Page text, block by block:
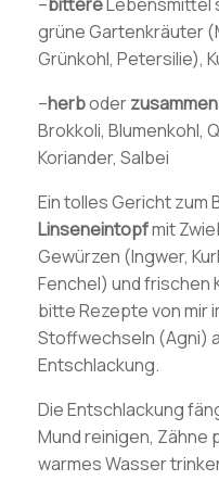
grüne Gartenkräuter
Grünkohl, Petersilie),
–herboder
Brokkoli, Blumenkohl,
Koriander, Salbei
Ein tolles Gericht zum
Linseneintopfmit
Gewürzen (Ingwer,
Fenchel) und frischen
bitte Rezepte von mir
Stoffwechseln (Agni)
Entschlackung.
Die Entschlackung
Mund reinigen, Zähne
warmes Wasser